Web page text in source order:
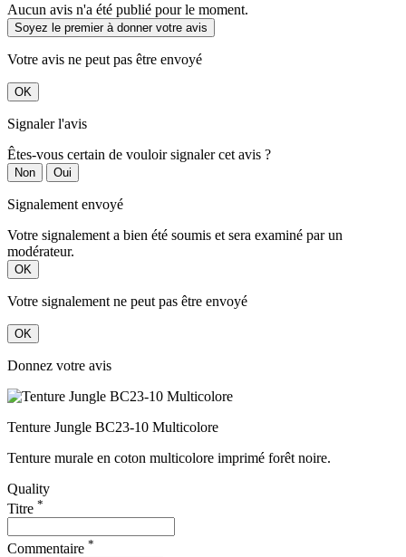
Aucun avis n'a été publié pour le moment.
Soyez le premier à donner votre avis
Votre avis ne peut pas être envoyé
OK
Signaler l'avis
Êtes-vous certain de vouloir signaler cet avis ?
Non Oui
Signalement envoyé
Votre signalement a bien été soumis et sera examiné par un
modérateur.
OK
Votre signalement ne peut pas être envoyé
OK
Donnez votre avis
Tenture Jungle BC23-10 Multicolore
Tenture murale en coton multicolore imprimé forêt noire.
Quality
Titre *
Commentaire *